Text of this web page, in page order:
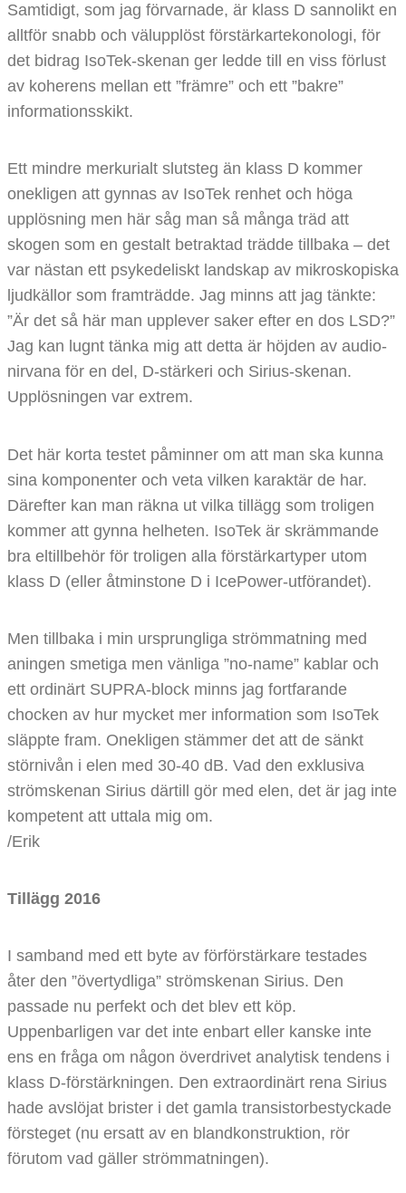
Samtidigt, som jag förvarnade, är klass D sannolikt en
alltför snabb och välupplöst förstärkartekonologi, för
det bidrag IsoTek-skenan ger ledde till en viss förlust
av koherens mellan ett ”främre” och ett ”bakre”
informationsskikt.
Ett mindre merkurialt slutsteg än klass D kommer
onekligen att gynnas av IsoTek renhet och höga
upplösning men här såg man så många träd att
skogen som en gestalt betraktad trädde tillbaka – det
var nästan ett psykedeliskt landskap av mikroskopiska
ljudkällor som framträdde. Jag minns att jag tänkte:
”Är det så här man upplever saker efter en dos LSD?”
Jag kan lugnt tänka mig att detta är höjden av audio-
nirvana för en del, D-stärkeri och Sirius-skenan.
Upplösningen var extrem.
Det här korta testet påminner om att man ska kunna
sina komponenter och veta vilken karaktär de har.
Därefter kan man räkna ut vilka tillägg som troligen
kommer att gynna helheten. IsoTek är skrämmande
bra eltillbehör för troligen alla förstärkartyper utom
klass D (eller åtminstone D i IcePower-utförandet).
Men tillbaka i min ursprungliga strömmatning med
aningen smetiga men vänliga ”no-name” kablar och
ett ordinärt SUPRA-block minns jag fortfarande
chocken av hur mycket mer information som IsoTek
släppte fram. Onekligen stämmer det att de sänkt
störnivån i elen med 30-40 dB. Vad den exklusiva
strömskenan Sirius därtill gör med elen, det är jag inte
kompetent att uttala mig om.
/Erik
Tillägg 2016
I samband med ett byte av förförstärkare testades
åter den ”övertydliga” strömskenan Sirius. Den
passade nu perfekt och det blev ett köp.
Uppenbarligen var det inte enbart eller kanske inte
ens en fråga om någon överdrivet analytisk tendens i
klass D-förstärkningen. Den extraordinärt rena Sirius
hade avslöjat brister i det gamla transistorbestyckade
försteget (nu ersatt av en blandkonstruktion, rör
förutom vad gäller strömmatningen).